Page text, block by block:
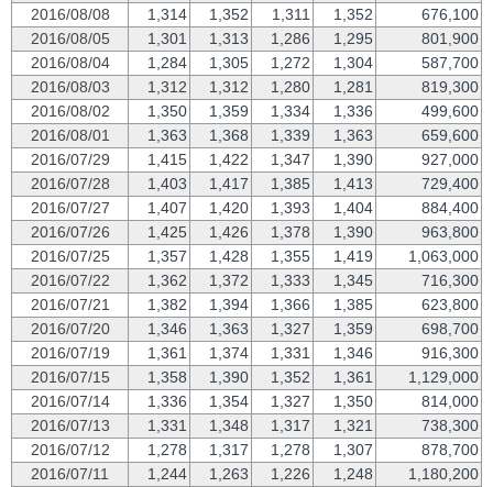
2016/08/08
1,314 1,352 1,311 1,352
676,100
2016/08/05
1,301 1,313 1,286 1,295
801,900
2016/08/04
1,284 1,305 1,272 1,304
587,700
2016/08/03
1,312 1,312 1,280 1,281
819,300
2016/08/02
1,350 1,359 1,334 1,336
499,600
2016/08/01
1,363 1,368 1,339 1,363
659,600
2016/07/29
1,415 1,422 1,347 1,390
927,000
2016/07/28
1,403 1,417 1,385 1,413
729,400
2016/07/27
1,407 1,420 1,393 1,404
884,400
2016/07/26
1,425 1,426 1,378 1,390
963,800
2016/07/25
1,357 1,428 1,355 1,419
1,063,000
2016/07/22
1,362 1,372 1,333 1,345
716,300
2016/07/21
1,382 1,394 1,366 1,385
623,800
2016/07/20
1,346 1,363 1,327 1,359
698,700
2016/07/19
1,361 1,374 1,331 1,346
916,300
2016/07/15
1,358 1,390 1,352 1,361
1,129,000
2016/07/14
1,336 1,354 1,327 1,350
814,000
2016/07/13
1,331 1,348 1,317 1,321
738,300
2016/07/12
1,278 1,317 1,278 1,307
878,700
2016/07/11
1,244 1,263 1,226 1,248
1,180,200